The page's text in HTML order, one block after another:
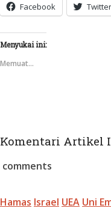
Facebook Twitter
Menyukai ini:
Memuat...
Komentari Artikel
comments
Hamas Israel UEA Uni